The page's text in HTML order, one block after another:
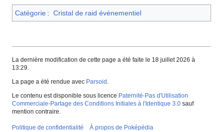
Catégorie : Cristal de raid événementiel
La dernière modification de cette page a été faite le 18 juillet 2026 à
13:29.
La page a été rendue avec Parsoid .
Le contenu est disponible sous licence Paternité-Pas d'Utilisation
Commerciale-Partage des Conditions Initiales à l'Identique 3.0 sauf
mention contraire.
Politique de confidentialité À propos de Poképédia